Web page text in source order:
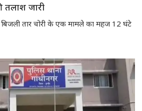
तलाश जारी
बिजली तार चोरी के एक मामले का महज 12 घंटे